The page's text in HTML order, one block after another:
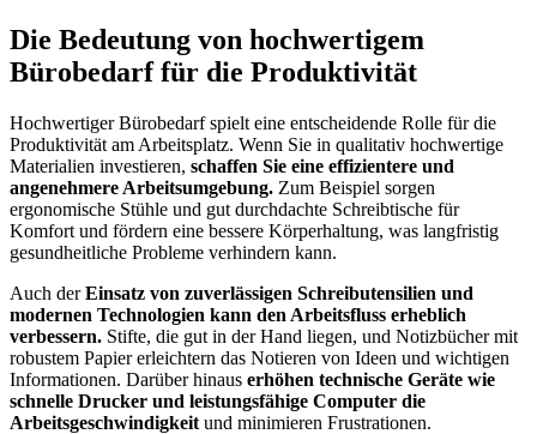
Die Bedeutung von hochwertigem
Bürobedarf für die Produktivität
Hochwertiger Bürobedarf spielt eine entscheidende Rolle für die
Produktivität am Arbeitsplatz. Wenn Sie in qualitativ hochwertige
Materialien investieren, schaffen Sie eine effizientere und
angenehmere Arbeitsumgebung. Zum Beispiel sorgen
ergonomische Stühle und gut durchdachte Schreibtische für
Komfort und fördern eine bessere Körperhaltung, was langfristig
gesundheitliche Probleme verhindern kann.
Auch derEinsatz von zuverlässigen Schreibutensilien und
modernen Technologien kann den Arbeitsfluss erheblich
verbessern. Stifte, die gut in der Hand liegen, und Notizbücher mit
robustem Papier erleichtern das Notieren von Ideen und wichtigen
Informationen. Darüber hinaus erhöhen technische Geräte wie
schnelle Drucker und leistungsfähige Computer die
Arbeitsgeschwindigkeit und minimieren Frustrationen.